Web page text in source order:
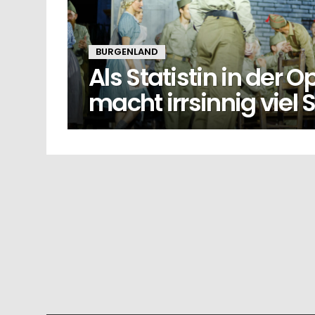
BURGENLAND
Als Statistin in der
macht irrsinnig viel